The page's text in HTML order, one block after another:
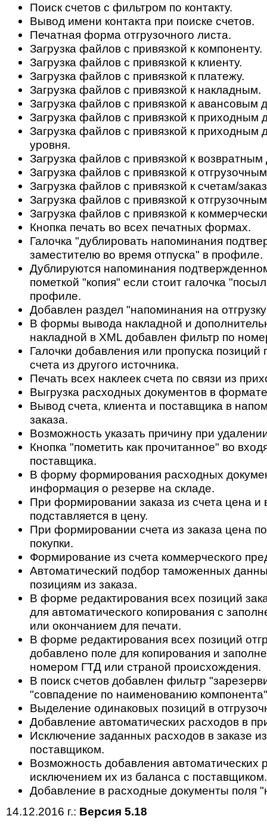
Поиск счетов с фильтром по контакту.
Вывод имени контакта при поиске счетов.
Печатная форма отгрузочного листа.
Загрузка файлов с привязкой к компоненту.
Загрузка файлов с привязкой к клиенту.
Загрузка файлов с привязкой к платежу.
Загрузка файлов с привязкой к накладным.
Загрузка файлов с привязкой к авансовым
Загрузка файлов с привязкой к приходным
Загрузка файлов с привязкой к приходным
уровня.
Загрузка файлов с привязкой к
Загрузка файлов с привязкой к
Загрузка файлов с привязкой к счетам/
Загрузка файлов с привязкой к
Загрузка файлов с привязкой к
Кнопка печать во всех печатных формах.
Галочка "дублировать напоминания
заместителю во время отпуска" в профиле.
Дублируются напоминания
пометкой "копия" если стоит галочка
профиле.
Добавлен раздел "напоминания на
В формы вывода накладной и
накладной в XML добавлен фильтр по
Галочки добавления или пропуска
счета из другого источника.
Печать всех наклеек счета по связи из
Выгрузка расходных документов в
Вывод счета, клиента и поставщика в
заказа.
Возможность указать причину при
Кнопка "пометить как прочитанное" во
поставщика.
В форму формирования расходных
информация о резерве на складе.
При формировании заказа из счета цена и
подставляется в цену.
При формировании счета из заказа цена
покупки.
Формирование из счета коммерческого
Автоматический подбор таможенных
позициям из заказа.
В форме редактирования всех позиций
для автоматического копирования с
или окончанием для печати.
В форме редактирования всех позиций
добавлено поле для копирования и
номером ГТД или страной происхождения.
В поиск счетов добавлен фильтр
"совпадение по наименованию
Выделение одинаковых позиций в
Добавление автоматических расходов в
Исключение заданных расходов в заказе
поставщиком.
Возможность добавления автоматических
исключением их из баланса с поставщиком.
Добавление в расходные документы поля
14.12.2016 г.: Версия 5.18